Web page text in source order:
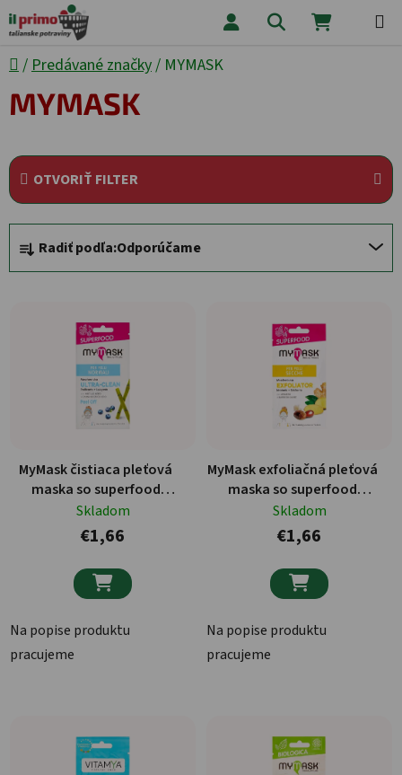
Prejsť na obsah Hľadať
Domov
/ Predávané značky/ MYMASK
MYMASK
OTVORIŤ FILTER
Radenie produktov
Radiť podľa:Odporúčame
MyMask čistiaca pleťová
maska so superfood
zložkami 8ml
Skladom
€1,66

Na popise produktu
pracujeme
MyMask exfoliačná pleťová
maska so superfood
zložkami 8ml
Skladom
€1,66

Na popise produktu
pracujeme